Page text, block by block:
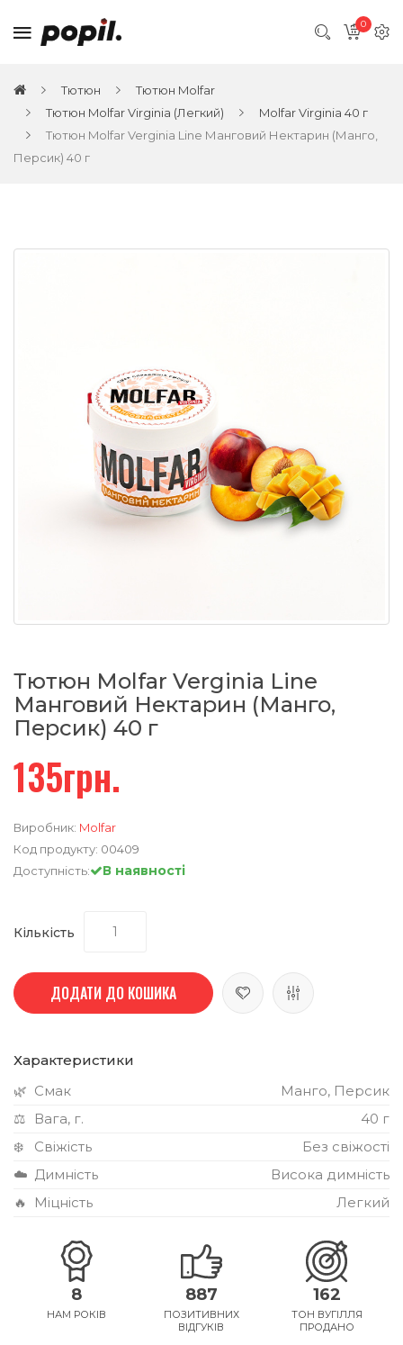
0
Тютюн
Тютюн Molfar
Тютюн Molfar Virginia (Легкий)
Molfar Virginia 40 г
Тютюн Molfar Verginia Line Манговий Нектарин (Манго,
Персик) 40 г
Тютюн Molfar Verginia Line
Манговий Нектарин (Манго,
Персик) 40 г
135грн.
Виробник: Molfar
Код продукту: 00409
Доступність:
В наявності
Кількість
ДОДАТИ ДО КОШИКА
Характеристики
🌿 Смак
Манго, Персик
⚖️
Вага, г.
40 г
❄️
Свіжість
Без свіжості
☁️ Димність
Висока димність
🔥
Міцність Легкий
8
НАМ РОКІВ
887
ПОЗИТИВНИХ
ВІДГУКІВ
162
ТОН ВУГІЛЛЯ
ПРОДАНО